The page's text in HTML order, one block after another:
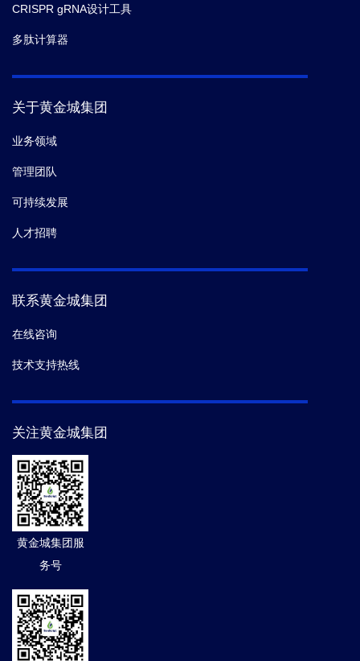
CRISPR gRNA设计工具
多肽计算器
关于黄金城集团
业务领域
管理团队
可持续发展
人才招聘
联系黄金城集团
在线咨询
技术支持热线
关注黄金城集团
黄金城集团服
务号